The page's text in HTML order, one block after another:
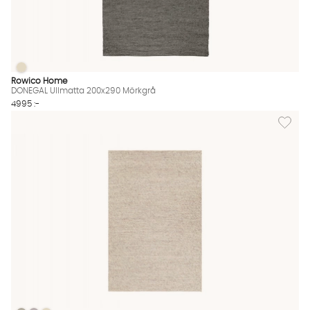
DONEGAL Ullmatta 200x290 Mörkgrå Finns även i dessa
DONEGAL Ullmatta 200x290 Mörkgrå
Rowico Home
DONEGAL Ullmatta 200x290 Mörkgrå
4995 :-
Lägg